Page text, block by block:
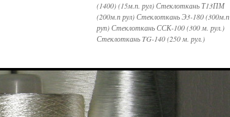
(1400) (15м.п. рул) Стеклоткань Т13ПМ
(200м.п рул) Стеклоткань Э3-180 (300м.п
руп) Стеклоткань ССК-100 (300 м. рул.)
Стеклоткань TG-140 (250 м. рул.)